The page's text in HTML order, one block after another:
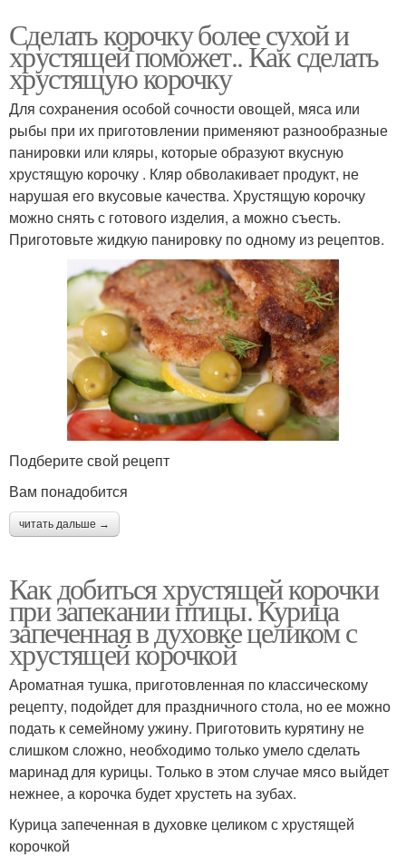
Сделать корочку более сухой и
хрустящей поможет.. Как сделать
хрустящую корочку
Для сохранения особой сочности овощей, мяса или
рыбы при их приготовлении применяют разнообразные
панировки или кляры, которые образуют вкусную
хрустящую корочку . Кляр обволакивает продукт, не
нарушая его вкусовые качества. Хрустящую корочку
можно снять с готового изделия, а можно съесть.
Приготовьте жидкую панировку по одному из рецептов.
Подберите свой рецепт
Вам понадобится
читать дальше →
Как добиться хрустящей корочки
при запекании птицы. Курица
запеченная в духовке целиком с
хрустящей корочкой
Ароматная тушка, приготовленная по классическому
рецепту, подойдет для праздничного стола, но ее можно
подать к семейному ужину. Приготовить курятину не
слишком сложно, необходимо только умело сделать
маринад для курицы. Только в этом случае мясо выйдет
нежнее, а корочка будет хрустеть на зубах.
Курица запеченная в духовке целиком с хрустящей
корочкой